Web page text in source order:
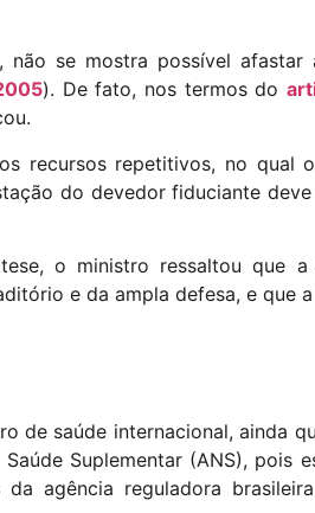
se mostra possível afastar
). De fato, nos termos do
recursos repetitivos, no qual
do devedor fiduciante
o ministro ressaltou que a
e da ampla defesa, e que
de saúde internacional, ainda
Suplementar (ANS), pois
agência reguladora